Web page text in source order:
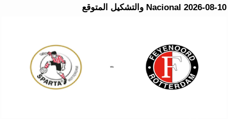
Nacional 2026-08-10 والتشكيل المتوقع